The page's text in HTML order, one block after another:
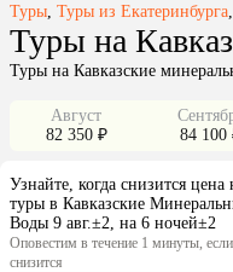
Туры Туры из Екатеринбурга
Туры на
Туры на Кавказские
Август
82 350 ₽
84 100
Узнайте, когда снизится цена
туры в Кавказские
Воды 9 авг.±2, на 6 ночей±2
Оповестим в течение 1 минуты,
снизится